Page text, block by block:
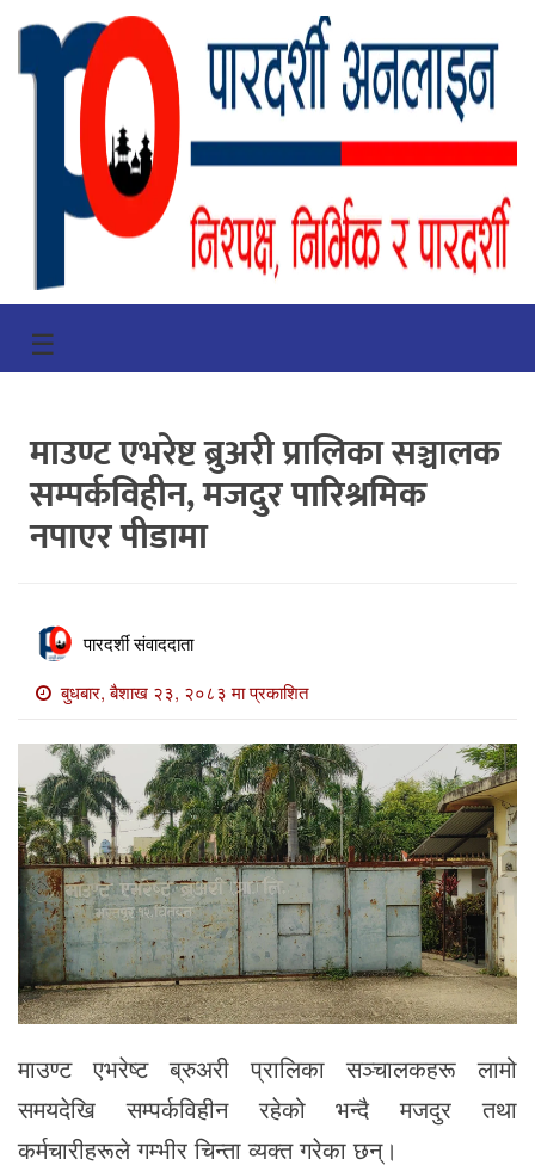
गृहपृष्ठ
भिडियो
प्रमुख
खबर
समाचार
माडी
☰
माउण्ट एभरेष्ट ब्रुअरी प्रालिका सञ्चालक
सम्पर्कविहीन, मजदुर पारिश्रमिक
नपाएर पीडामा
पारदर्शी संवाददाता
बुधबार, बैशाख २३, २०८३ मा प्रकाशित
माउण्ट एभरेष्ट ब्रुअरी प्रालिका सञ्चालकहरू लामो
समयदेखि सम्पर्कविहीन रहेको भन्दै मजदुर तथा
कर्मचारीहरूले गम्भीर चिन्ता व्यक्त गरेका छन्।